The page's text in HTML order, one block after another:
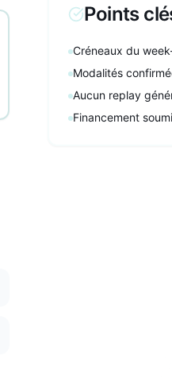
Points
Créneaux du
Modalités
Aucun replay
Financement